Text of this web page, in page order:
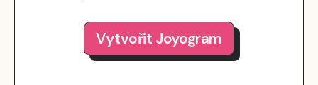
Vytvořit Joyogram